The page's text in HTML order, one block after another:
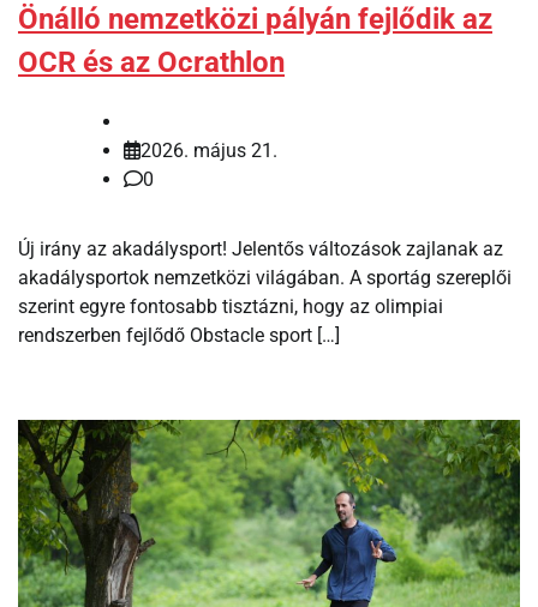
Önálló nemzetközi pályán fejlődik az
OCR és az Ocrathlon
2026. május 21.
0
Új irány az akadálysport! Jelentős változások zajlanak az
akadálysportok nemzetközi világában. A sportág szereplői
szerint egyre fontosabb tisztázni, hogy az olimpiai
rendszerben fejlődő Obstacle sport […]